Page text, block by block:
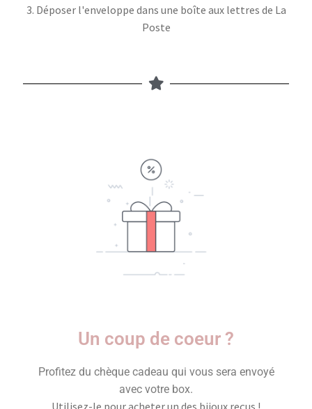
3. Déposer l'enveloppe dans une boîte aux lettres de La
Poste
Un coup de coeur ?
Profitez du chèque cadeau qui vous sera envoyé
avec votre box.